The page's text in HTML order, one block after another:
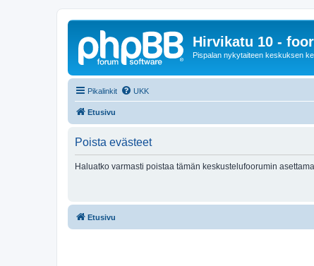
Hirvikatu 10 -
Pispalan nykytaiteen keskuksen
Pikalinkit UKK
Etusivu
Poista evästeet
Haluatko varmasti poistaa tämän keskustelufoorumin
Etusivu